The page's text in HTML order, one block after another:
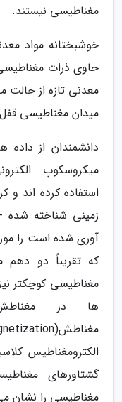
مغناطیسی نیستند.
خوشبختانه مواد
حاوی ذرات
معدنی تازه از
میدان مغناطیسی
دانشمندان از
استفاده کرده اند و
زمینی شناخته شده
آوری شده است را
که تقریباً دو دهم
مغناطیسی کوچکتر
ها در
الکترومغناطیس
گشتاورهای
مغناطیسی را نشان